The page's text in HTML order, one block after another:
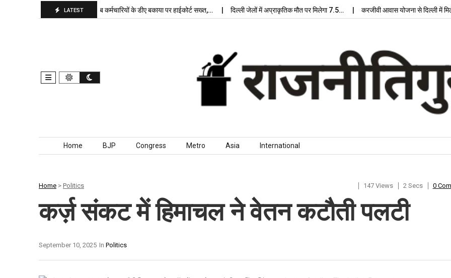
LATEST
बरकरार, बांकीपुर में… पंजाब कर्मचारियों के डीए बकाया पर हाईकोर्ट सख्त,… दिल्ली जेलों में अप्राकृतिक मौत पर मिलेगा 7.5… करजीवी आवास योजना से दिल्ली में
Skip to content
Home BJP Congress Metro Asia International
Home > Politics 147 Views 2 Secs 0
कर्ज़ संकट में हिमाचल ने वेतन कटौती पलटी
In Politics
September 10, 2025